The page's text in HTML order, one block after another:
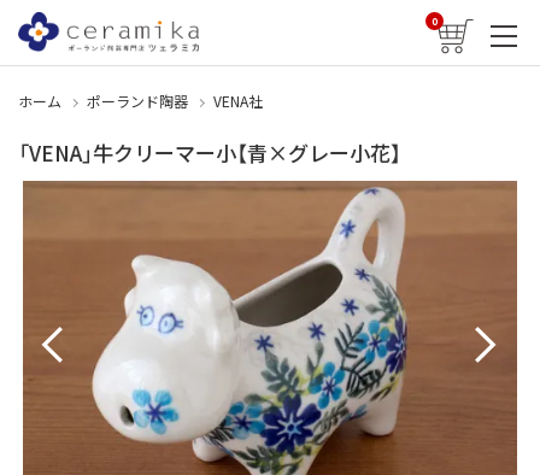
0
ホーム ポーランド陶器 VENA社
「VENA」牛クリーマー小【青×グレー小花】